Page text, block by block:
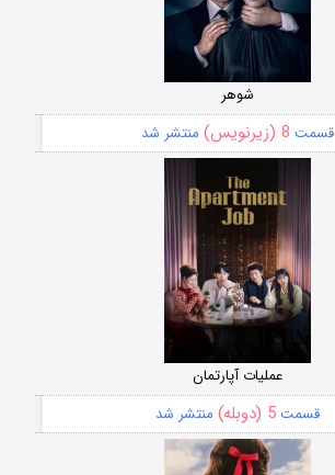
شوهر
قسمت 8 (زیرنویس) منتشر شد
عملیات آپارتمان
قسمت5 (دوبله) منتشر شد